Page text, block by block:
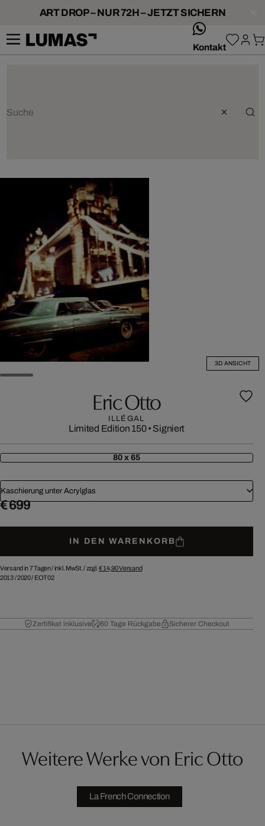
ART DROP – NUR 72H – JETZT SICHERN
Kontakt
3D ANSICHT
Eric Otto
ILLÉGAL
Limited Edition 150• Signiert
80 x 65
Kaschierung unter Acrylglas
€ 699
IN DEN WARENKORB
Versand in 7 Tagen /inkl. MwSt. / zzgl. € 14,90Versand
2013/2020/ EOT02
Zertifikat inklusive 60 Tage Rückgabe Sicherer Checkout
Weitere Werke von Eric Otto
La French Connection